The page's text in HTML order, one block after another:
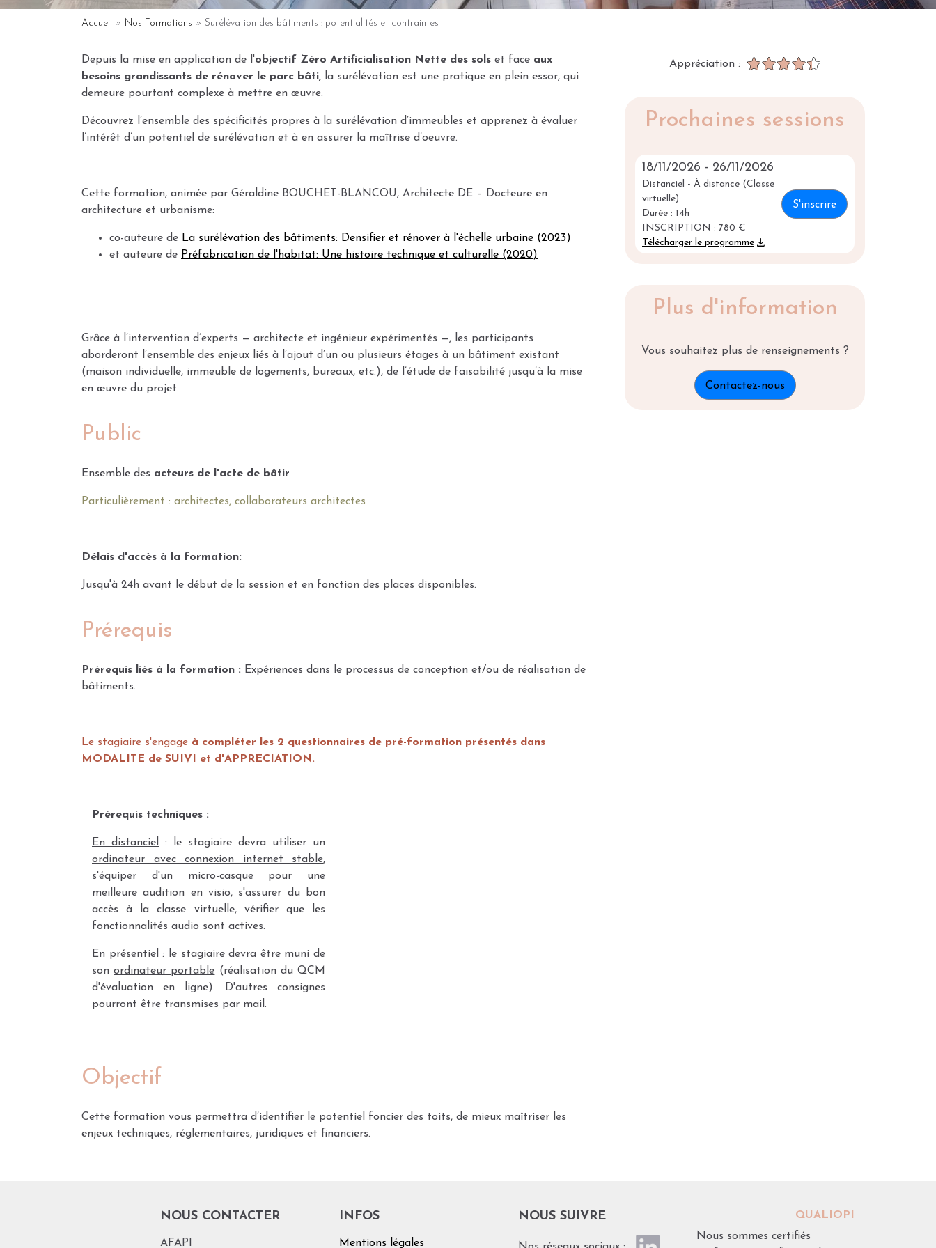
You
are
here
Accueil » Nos Formations » Surélévation des bâtiments : potentialités et contraintes
Depuis la mise en application de l'objectif Zéro Artificialisation Nette des sols et face aux
besoins grandissants de rénover le parc bâti, la surélévation est une pratique en plein essor, qui
demeure pourtant complexe à mettre en œuvre.
Découvrez l’ensemble des spécificités propres à la surélévation d’immeubles et apprenez à évaluer
l’intérêt d’un potentiel de surélévation et à en assurer la maîtrise d’oeuvre.
Cette formation, animée par Géraldine BOUCHET-BLANCOU, Architecte DE – Docteure en
architecture et urbanisme:
co-auteure de La surélévation des bâtiments: Densifier et rénover à l'échelle urbaine (2023)
et auteure de Préfabrication de l'habitat: Une histoire technique et culturelle (2020)
Grâce à l’intervention d’experts — architecte et ingénieur expérimentés —, les participants
aborderont l’ensemble des enjeux liés à l’ajout d’un ou plusieurs étages à un bâtiment existant
(maison individuelle, immeuble de logements, bureaux, etc.), de l’étude de faisabilité jusqu’à la mise
en œuvre du projet.
Public
Ensemble des acteurs de l'acte de bâtir
Particulièrement : architectes, collaborateurs architectes
Délais d'accès à la formation:
Jusqu'à 24h avant le début de la session et en fonction des places disponibles.
Prérequis
Prérequis liés à la formation : Expériences dans le processus de conception et/ou de réalisation de
bâtiments.
Le stagiaire s'engage à compléter les 2 questionnaires de pré-formation présentés dans
MODALITE de SUIVI et d'APPRECIATION.
Prérequis techniques :
En distanciel
: le stagiaire devra utiliser un
ordinateur avec connexion internet stable,
s'équiper d'un micro-casque pour une
meilleure audition en visio, s'assurer du bon
accès à la classe virtuelle, vérifier que les
fonctionnalités audio sont actives.
En présentiel : le stagiaire devra être muni de
sonordinateur portable (réalisation du QCM
d'évaluation en ligne). D'autres consignes
pourront être transmises par mail.
Objectif
Cette formation vous permettra d’identifier le potentiel foncier des toits, de mieux maîtriser les
enjeux techniques, réglementaires, juridiques et financiers.
Appréciation :
Prochaines sessions
18/11/2026 - 26/11/2026
Distanciel - À distance (Classe
virtuelle)
Durée : 14h
INSCRIPTION : 780 €
Télécharger le programme download
S'inscrire
Plus d'information
Vous souhaitez plus de renseignements ?
Contactez-nous
NOUS CONTACTER
AFAPI
INFOS
Mentions légales
NOUS SUIVRE
QUALIOPI
Nous sommes certifiés